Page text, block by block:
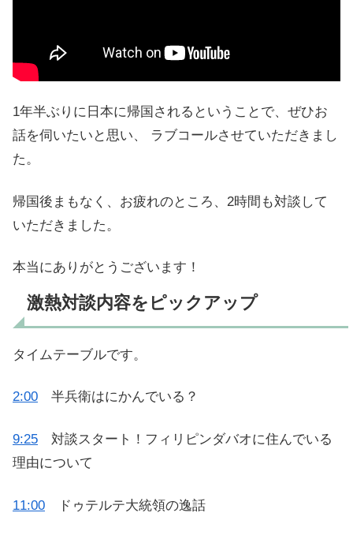
1年半ぶりに日本に帰国されるということで、ぜひお
話を伺いたいと思い、 ラブコールさせていただきまし
た。
帰国後まもなく、お疲れのところ、2時間も対談して
いただきました。
本当にありがとうございます！
激熱対談内容をピックアップ
タイムテーブルです。
2:00 半兵衛はにかんでいる？
9:25 対談スタート！フィリピンダバオに住んでいる
理由について
11:00 ドゥテルテ大統領の逸話